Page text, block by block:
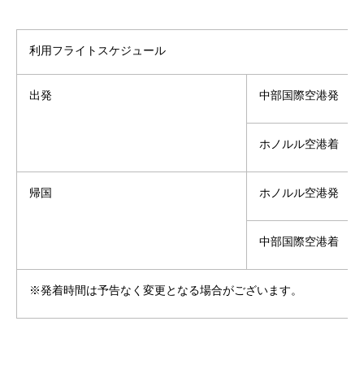
利用フライトスケジュール
出発 中部国際空港発
ホノルル空港着
帰国 ホノルル空港発
中部国際空港着
※発着時間は予告なく変更となる場合がございます。